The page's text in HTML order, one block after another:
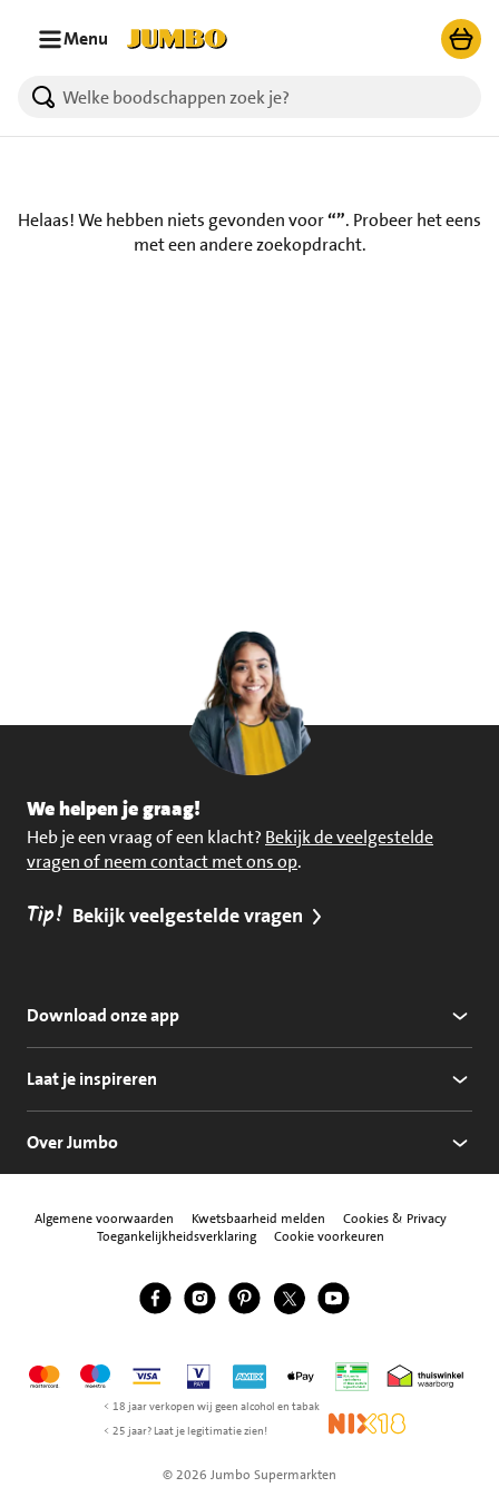
Menu
Helaas! We hebben niets gevonden voor“”. Probeer het eens
met een andere zoekopdracht.
We helpen je graag!
Heb je een vraag of een klacht? Bekijk de veelgestelde
vragen of neem contact met ons op.
Tip! Bekijk veelgestelde vragen
Download onze app
Laat je inspireren
Over Jumbo
Algemene voorwaarden Kwetsbaarheid melden
Cookies & Privacy
Toegankelijkheidsverklaring
Cookie voorkeuren
Volg ons
Jumbo Facebook
Jumbo Instagram
Jumbo Pinterest
Jumbo Twitter
Jumbo YouTube
MastercardMaestroVisa Vpay American Express
Apple Pay Thuiswinkel
< 18 jaar verkopen wij geen alcohol en tabak
< 25 jaar? Laat je legitimatie zien!
NIX18
© 2026 Jumbo Supermarkten